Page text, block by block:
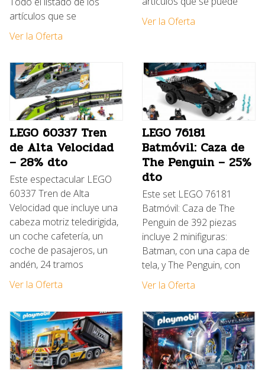
artículos que se
Ver la Oferta
Ver la Oferta
LEGO 60337 Tren
de Alta Velocidad
– 28% dto
Este espectacular LEGO
60337 Tren de Alta
Velocidad que incluye una
cabeza motriz teledirigida,
un coche cafetería, un
coche de pasajeros, un
andén, 24 tramos
Ver la Oferta
LEGO 76181
Batmóvil: Caza de
The Penguin – 25%
dto
Este set LEGO 76181
Batmóvil: Caza de The
Penguin de 392 piezas
incluye 2 minifiguras:
Batman, con una capa de
tela, y The Penguin, con
Ver la Oferta